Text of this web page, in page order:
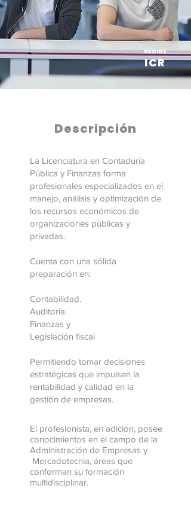
DECIDE
ICR
Descripción
La Licenciatura en Contaduría
Pública y Finanzas forma
profesionales especializados en el
manejo, análisis y optimización de
los recursos económicos de
organizaciones públicas y
privadas.
Cuenta con una sólida
preparación en:
Contabilidad.
Auditoría.
Finanzas y
Legislación fiscal
Permitiendo tomar decisiones
estratégicas que impulsen la
rentabilidad y calidad en la
gestión de empresas.
El profesionista, en adición, posee
conocimientos en el campo de la
Administración de Empresas y
Mercadotecnia, áreas que
conforman su formación
multidisciplinar.